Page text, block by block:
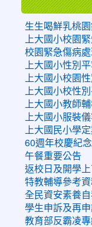
生生喝鮮乳桃
上大國小校園
校園緊急傷病處
上大國小性別
上大國小校園
上大國小校性
上大國小教師
上大國小服裝
上大國民小學
60週年校慶紀念
午餐重要公告
返校日及開學
特教輔導參考
全民資安素養
學生申訴及再申
教育部反霸凌